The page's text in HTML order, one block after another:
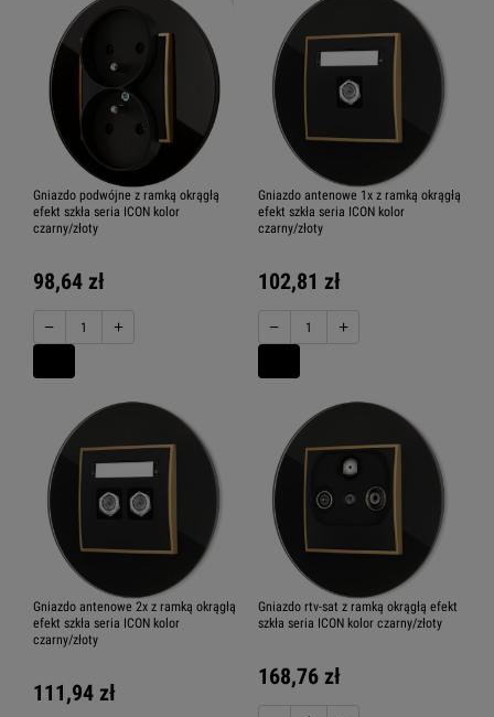
Gniazdo podwójne z ramką okrągłą
efekt szkła seria ICON kolor
czarny/złoty
98,64 zł
− +
Gniazdo antenowe 1x z ramką okrągłą
efekt szkła seria ICON kolor
czarny/złoty
102,81 zł
− +
Gniazdo antenowe 2x z ramką okrągłą
efekt szkła seria ICON kolor
czarny/złoty
111,94 zł
Gniazdo rtv-sat z ramką okrągłą efekt
szkła seria ICON kolor czarny/złoty
168,76 zł